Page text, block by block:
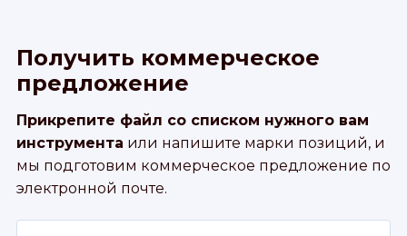
Получить коммерческое
предложение
Прикрепите файл со списком нужного вам
инструмента или напишите марки позиций, и
мы подготовим коммерческое предложение по
электронной почте.